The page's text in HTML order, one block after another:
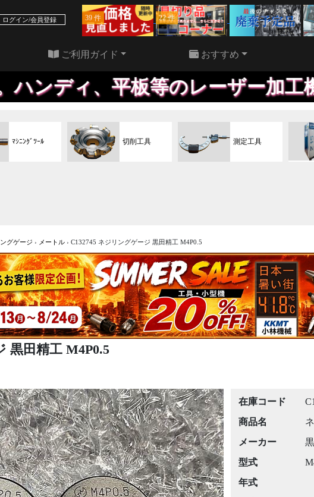
ログイン/会員登録 39 件 22 件
ご利用ガイド おすすめ
のレーザー加工機、格安にて
ﾏｼﾆﾝｸﾞﾂｰﾙ 切削工具 測定工具
グゲージ › メートル › C132745 ネジリングゲージ 黒田精工 M4P0.5
黒田精工 M4P0.5
在庫コード
商品名
メーカー
型式
年式